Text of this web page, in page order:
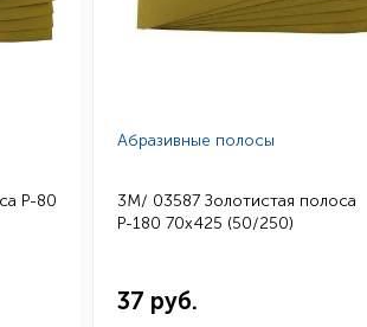
Р-80
Абразивные полосы
3M/ 03587 Золотистая полоса
Р-180 70х425 (50/250)
37 руб.